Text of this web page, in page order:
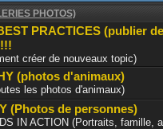
PHOTOS)
PRACTICES (publier
créer de nouveaux topic)
(photos d'animaux)
les photos d'animaux)
(Photos de personnes)
IN ACTION (Portraits, famille,